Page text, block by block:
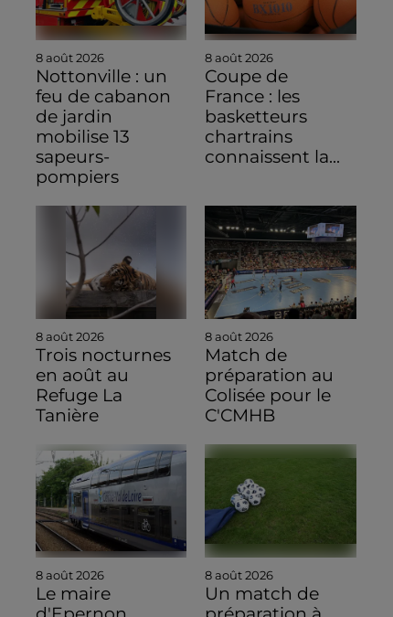
8 août 2026
Nottonville : un
feu de cabanon
de jardin
mobilise 13
sapeurs-
pompiers
8 août 2026
Coupe de
France : les
basketteurs
chartrains
connaissent la...
8 août 2026
Trois nocturnes
en août au
Refuge La
Tanière
8 août 2026
Match de
préparation au
Colisée pour le
C'CMHB
8 août 2026
Le maire
8 août 2026
Un match de